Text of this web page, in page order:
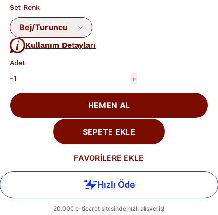
Set Renk
Bej/Turuncu
Kullanım Detayları
Adet
- +
HEMEN AL
SEPETE EKLE
FAVORİLERE EKLE